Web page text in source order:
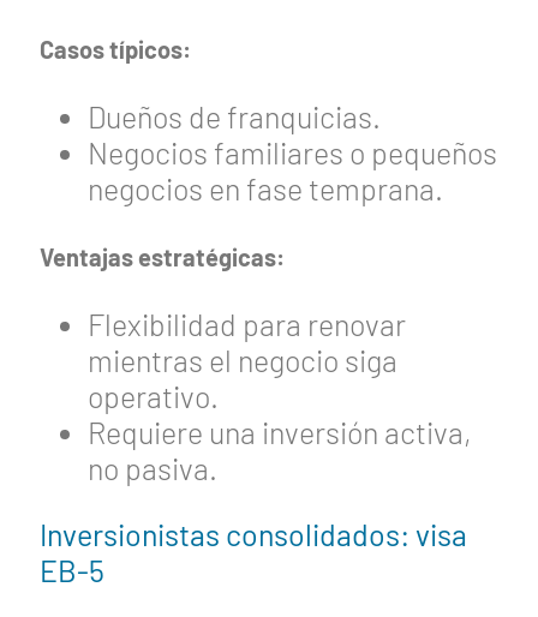
Casos típicos:
Dueños de franquicias.
Negocios familiares o pequeños
negocios en fase temprana.
Ventajas estratégicas:
Flexibilidad para renovar
mientras el negocio siga
operativo.
Requiere una inversión activa,
no pasiva.
Inversionistas consolidados: visa
EB-5